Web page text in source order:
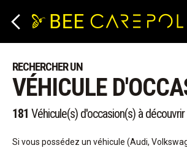
RECHERCHER UN
VÉHICULE
181 Véhicule(s) d'occasion(s) à découvrir
Si vous possédez un véhicule (Audi,